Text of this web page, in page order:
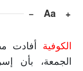
+
Aa
−
الكوفية أفادت
الجمعة، بأن